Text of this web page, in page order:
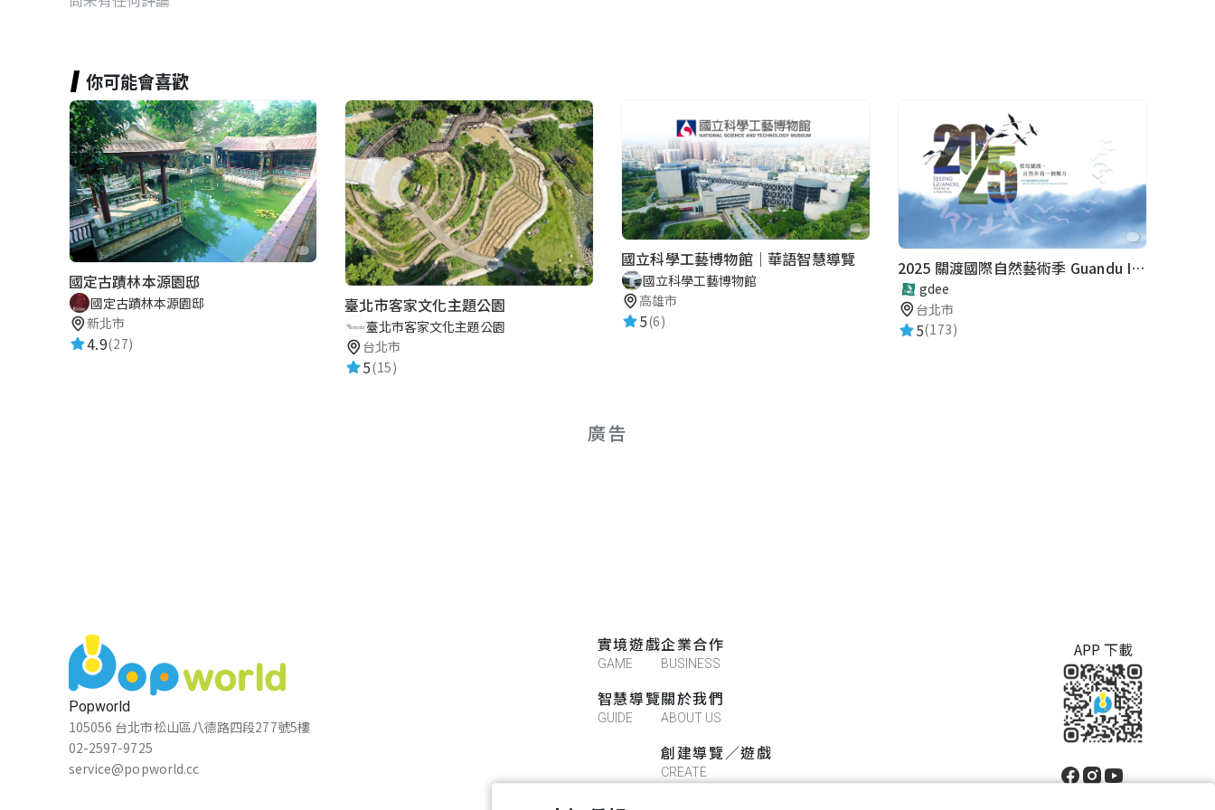
你可能會喜歡
國定古蹟林本源園邸
國定古蹟林本源園邸
新北市
4.9(27)
臺北市客家文化主題公園
臺北市客家文化主題公園
台北市
5(15)
國立科學工藝博物館｜華語智慧導覽
國立科學工藝博物館
高雄市
5(6)
2025 關渡國際自然藝術季 Guandu International Nature Art Festival
gdee
台北市
5(173)
廣告
Popworld
105056 台北市松山區八德路四段277號5樓
02-2597-9725
service@popworld.cc
實境遊戲
GAME
智慧導覽
GUIDE
企業合作
BUSINESS
關於我們
ABOUT US
創建導覽／遊戲
CREATE
APP 下載